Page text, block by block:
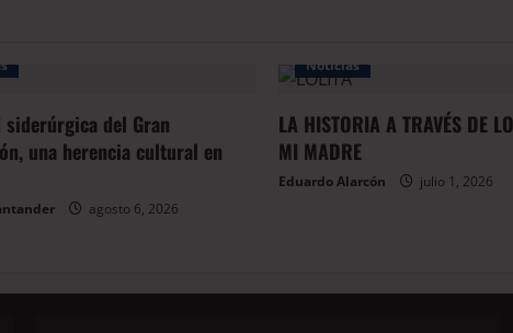
siderúrgica del Gran
una herencia cultural en
agosto 6, 2026
Noticias
LA HISTORIA A TRAVÉS DE
MI MADRE
Eduardo Alarcón julio 1, 2026